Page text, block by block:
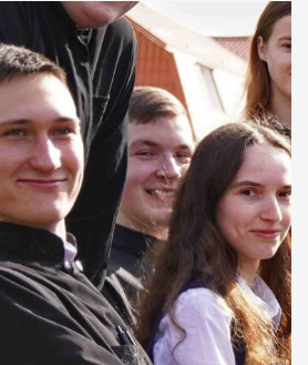
ДУХОВНО СИЛЬНІ!